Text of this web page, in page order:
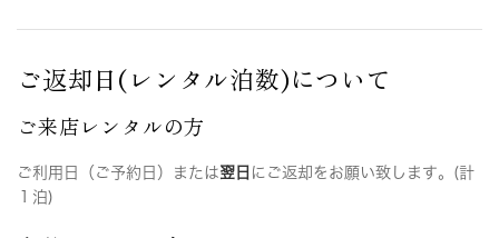
ご返却日(レンタル泊数)について
ご来店レンタルの方
ご利用日（ご予約日）または翌日 にご返却をお願い致します。(計
１泊)